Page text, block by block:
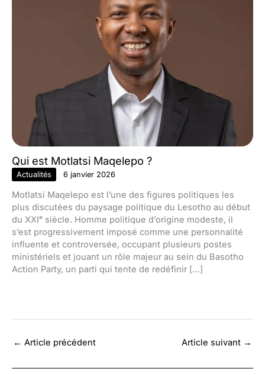
Qui est Motlatsi Maqelepo ?
Actualités 6 janvier 2026
Motlatsi Maqelepo est l’une des figures politiques les
plus discutées du paysage politique du Lesotho au début
du XXIᵉ siècle. Homme politique d’origine modeste, il
s’est progressivement imposé comme une personnalité
influente et controversée, occupant plusieurs postes
ministériels et jouant un rôle majeur au sein du Basotho
Action Party, un parti qui tente de redéfinir […]
← Article précédent Article suivant →